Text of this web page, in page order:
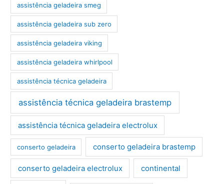
assistência geladeira smeg
assistência geladeira sub zero
assistência geladeira viking
assistência geladeira whirlpool
assistência técnica geladeira
assistência técnica geladeira brastemp
assistência técnica geladeira electrolux
conserto geladeira conserto geladeira brastemp
conserto geladeira electrolux continental